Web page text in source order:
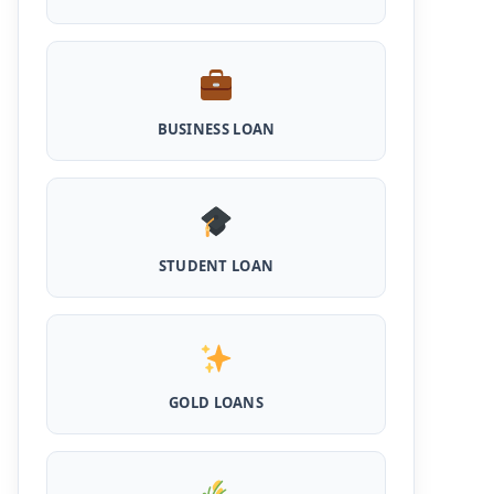
Haryana Milk Production Incentive
Scheme Loan: इस स्कीम से पशु डेयरी खोलने के लिए
योजना से गरीबों को मिलता है 50 हजार से 5 लाख तक का
दुधारू पशु के लिए प्रोत्साहन राशि योजना शुरू, अब भैस
खरीदने के लिए मिलेंगे 40000
Pashu Shed Loan Scheme: पशु शेड बनवाने के
लिए बड़ी खुशखबरी, इस स्कीम से बिना गारंटी पाएं 2 लाख
BUSINESS LOAN
STUDENT LOAN
GOLD LOANS